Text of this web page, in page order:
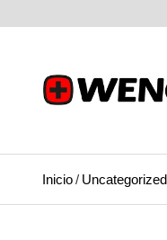
Inicio/ Uncategorized